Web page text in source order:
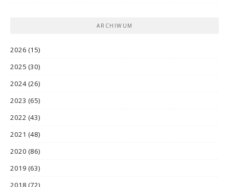
ARCHIWUM
2026 (15)
2025 (30)
2024(26)
2023 (65)
2022 (43)
2021 (48)
2020 (86)
2019 (63)
2018 (72)